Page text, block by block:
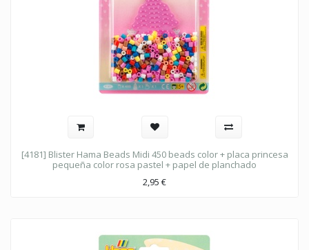
[4181] Blister Hama Beads Midi 450 beads color + placa princesa
pequeña color rosa pastel + papel de planchado
2,95 €